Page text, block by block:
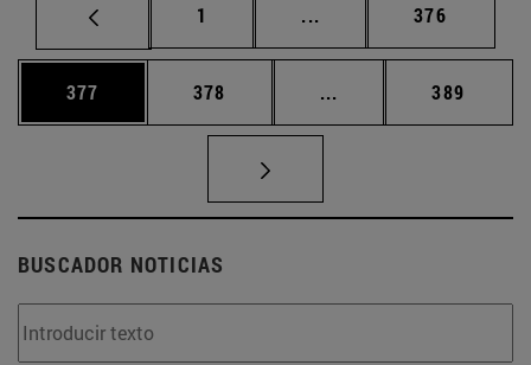
Página
1 ... Páginas intermedias
Página
376
Página
377 Página
378 ... Páginas intermedias
Página
389
BUSCADOR NOTICIAS